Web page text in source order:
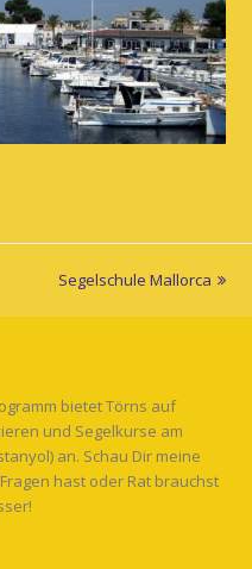
Nächster
Segelschule Mallorca
bietet Törns auf
und Segelkurse am
an. Schau Dir meine
hast oder Rat brauchst